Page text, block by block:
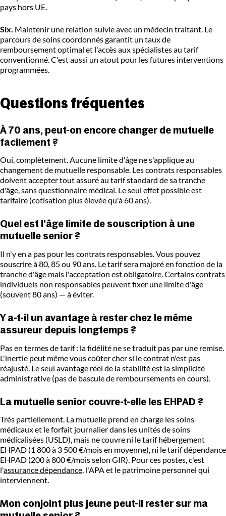
pays hors UE.
Six. Maintenir une relation suivie avec un médecin traitant. Le
parcours de soins coordonnés garantit un taux de
remboursement optimal et l'accès aux spécialistes au tarif
conventionné. C'est aussi un atout pour les futures interventions
programmées.
Questions fréquentes
À 70 ans, peut-on encore changer de mutuelle
facilement ?
Oui, complètement. Aucune limite d'âge ne s'applique au
changement de mutuelle responsable. Les contrats responsables
doivent accepter tout assuré au tarif standard de sa tranche
d'âge, sans questionnaire médical. Le seul effet possible est
tarifaire (cotisation plus élevée qu'à 60 ans).
Quel est l'âge limite de souscription à une
mutuelle senior ?
Il n'y en a pas pour les contrats responsables. Vous pouvez
souscrire à 80, 85 ou 90 ans. Le tarif sera majoré en fonction de la
tranche d'âge mais l'acceptation est obligatoire. Certains contrats
individuels non responsables peuvent fixer une limite d'âge
(souvent 80 ans) — à éviter.
Y a-t-il un avantage à rester chez le même
assureur depuis longtemps ?
Pas en termes de tarif : la fidélité ne se traduit pas par une remise.
L'inertie peut même vous coûter cher si le contrat n'est pas
réajusté. Le seul avantage réel de la stabilité est la simplicité
administrative (pas de bascule de remboursements en cours).
La mutuelle senior couvre-t-elle les EHPAD ?
Très partiellement. La mutuelle prend en charge les soins
médicaux et le forfait journalier dans les unités de soins
médicalisées (USLD), mais ne couvre ni le tarif hébergement
EHPAD (1 800 à 3 500 €/mois en moyenne), ni le tarif dépendance
EHPAD (200 à 800 €/mois selon GIR). Pour ces postes, c'est
l'assurance dépendance, l'APA et le patrimoine personnel qui
interviennent.
Mon conjoint plus jeune peut-il rester sur ma